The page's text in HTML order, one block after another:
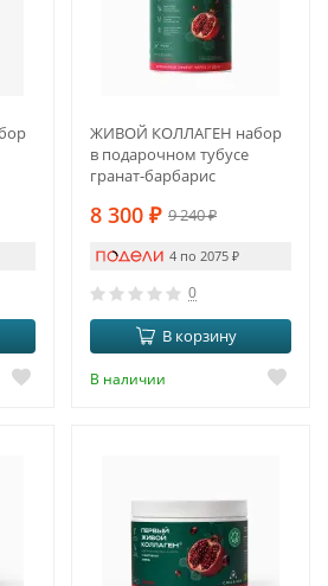
ЖИВОЙ КОЛЛАГЕН набор
в подарочном тубусе
гранат-барбарис
8 300 ₽ 9 240₽
4 по 2075 ₽
0
В корзину
В наличии